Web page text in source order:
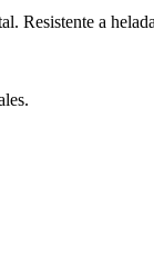
Resistente a